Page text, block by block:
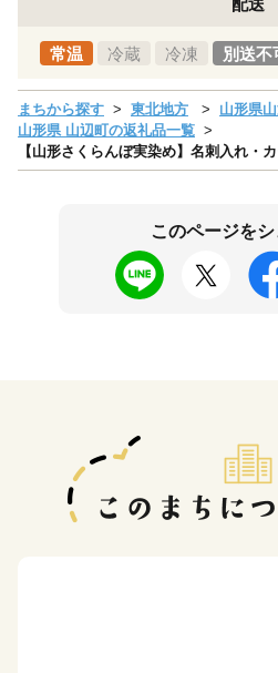
常温 冷蔵 冷凍 別送不
まちから探す 東北地方
山形県
山形県 山辺町の返礼品一覧
【山形さくらんぼ実染め】名刺入れ・
このページを